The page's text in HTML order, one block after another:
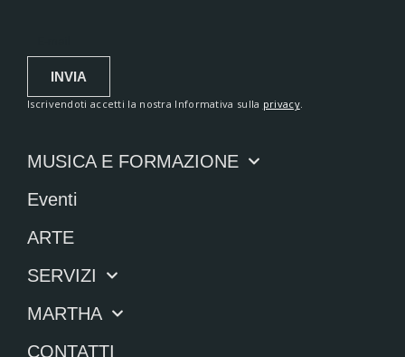
INVIA
Iscrivendoti accetti la nostra Informativa sulla privacy.
MUSICA E FORMAZIONE
Eventi
ARTE
SERVIZI
MARTHA
CONTATTI